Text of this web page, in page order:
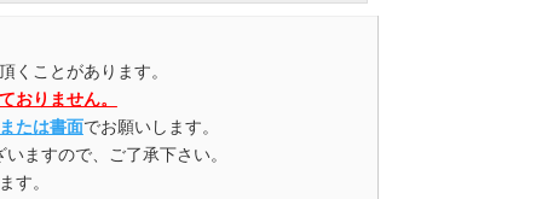
くことがあります。
おりません。
たは書面でお願いします。
ますので、ご了承下さい。
す。